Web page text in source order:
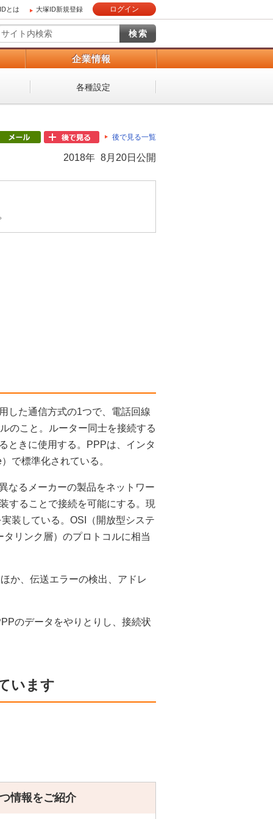
とは 大塚ID新規登録 ログイン
企業情報
各種設定
後で見る一覧
2018年 8月20日公開
した通信方式の1つで、電話回線
のこと。ルーター同士を接続する
ときに使用する。PPPは、インタ
で標準化されている。
なるメーカーの製品をネットワー
することで接続を可能にする。現
装している。OSI（開放型システ
リンク層）のプロトコルに相当
か、伝送エラーの検出、アドレ
のデータをやりとりし、接続状
います
情報をご紹介